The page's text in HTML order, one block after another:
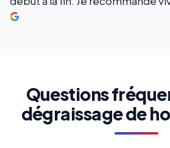
Questions
dégraissage de